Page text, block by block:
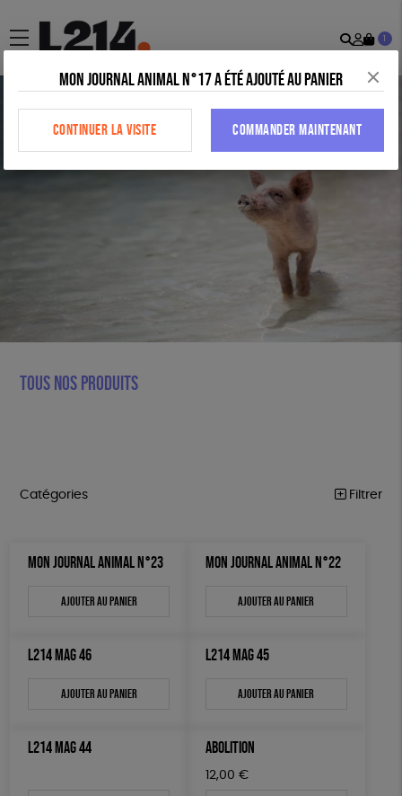
menu
Mon
1
Tous nos produits
Catégories Filtrer
TRACTS
L214 MAG
CARTES
Par défaut
Prix : du + cher au - cher
150 € - 200 €
Mots clés
MON JOURNAL ANIMAL N°23
Ajouter au panier
MON JOURNAL ANIMAL N°22
Ajouter au panier
L214 MAG 46
Ajouter au panier
L214 MAG 45
Ajouter au panier
L214 MAG 44 ABOLITION
12,00 €
Mon journal animal n°17 a été ajouté au panier
CONTINUER LA VISITE COMMANDER MAINTENANT